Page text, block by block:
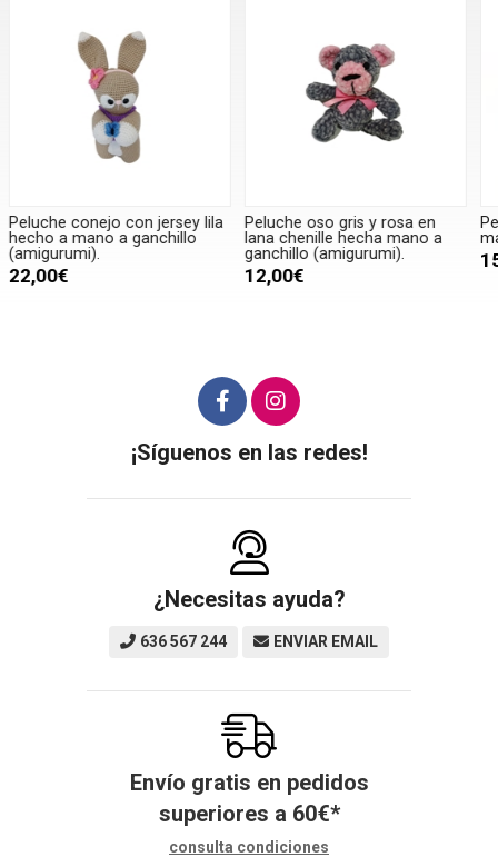
Peluche oso gris y rosa en
lana chenille hecha mano a
ganchillo (amigurumi).
12,00€
Peluche oveja negra hecha a
mano a ganchillo (amigurumi).
15,00€
¡Síguenos en las redes!
¿Necesitas ayuda?
636 567 244 ENVIAR EMAIL
Envío gratis en pedidos
superiores a 60€*
consulta condiciones